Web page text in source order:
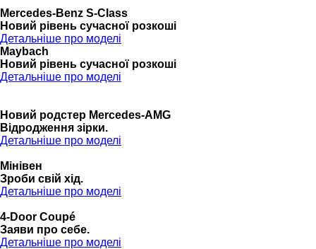
Mercedes-Benz S-Class
Новий рівень сучасної розкоші
Детальніше про моделі
Maybach
Новий рівень сучасної розкоші
Детальніше про моделі
Новий родстер Mercedes-AMG
Відродження зірки.
Детальніше про моделі
Мінівен
Зроби свій хід.
Детальніше про моделі
4-Door Coupé
Заяви про себе.
Детальніше про моделі